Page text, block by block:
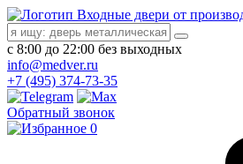
Входные двери от
с 8:00 до 22:00 без выходных
info@medver.ru
+7 (495) 374-73-35
Обратный звонок
0